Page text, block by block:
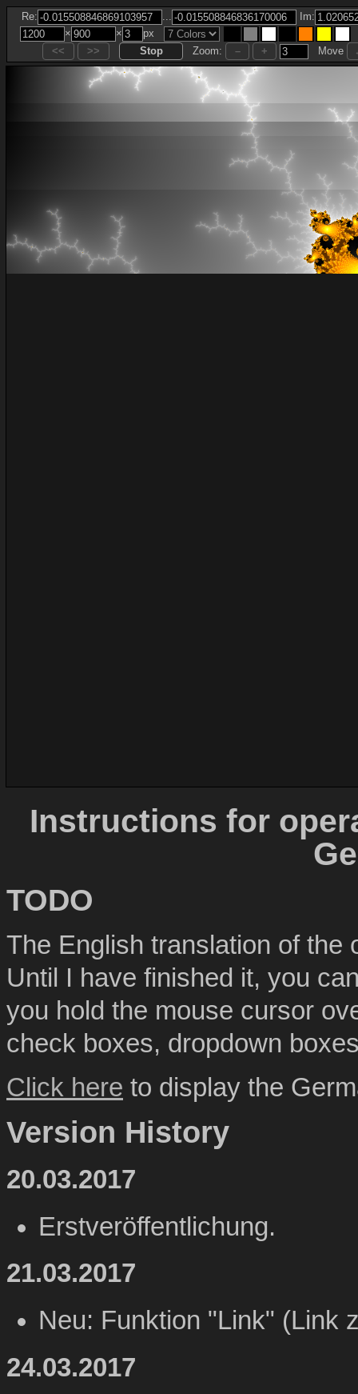
Re: ...
Im:
×
×
px
Zoom:
Move
Instructions for
TODO
The English translation of the
Until I have finished it, you
you hold the mouse cursor
check boxes, dropdown
Click here to display the
Version History
20.03.2017
Erstveröffentlichung.
21.03.2017
Neu: Funktion "Link" (Link
24.03.2017